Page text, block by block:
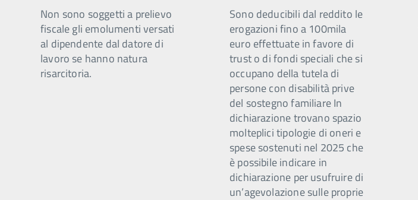
Non sono soggetti a prelievo
fiscale gli emolumenti versati
al dipendente dal datore di
lavoro se hanno natura
risarcitoria.
Sono deducibili dal reddito le
erogazioni fino a 100mila
euro effettuate in favore di
trust o di fondi speciali che si
occupano della tutela di
persone con disabilità prive
del sostegno familiare In
dichiarazione trovano spazio
molteplici tipologie di oneri e
spese sostenuti nel 2025 che
è possibile indicare in
dichiarazione per usufruire di
un’agevolazione sulle proprie